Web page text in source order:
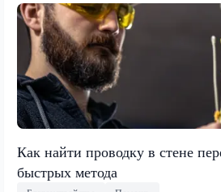
Как найти проводку в стене
быстрых метода